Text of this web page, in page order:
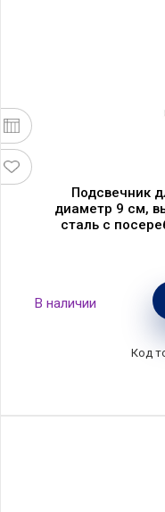
Подсвечник
диаметр 9 см,
сталь с